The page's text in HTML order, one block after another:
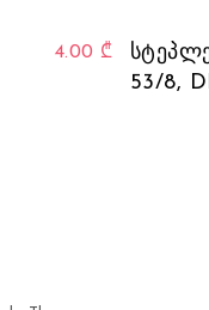
4.00 ₾
53/8,